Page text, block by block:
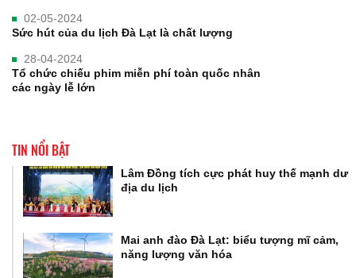
02-05-2024
Sức hút của du lịch Đà Lạt là chất lượng
28-04-2024
Tổ chức chiếu phim miễn phí toàn quốc nhân
các ngày lễ lớn
TIN NỔI BẬT
Lâm Đồng tích cực phát huy thế mạnh dư
địa du lịch
Mai anh đào Đà Lạt: biểu tượng mĩ cảm,
năng lượng văn hóa